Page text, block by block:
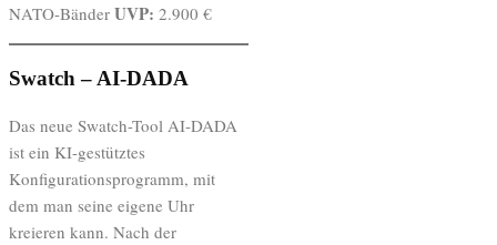
NATO-Bänder UVP: 2.900 €
Swatch – AI-DADA
Das neue Swatch-Tool AI-DADA
ist ein KI-gestütztes
Konfigurationsprogramm, mit
dem man seine eigene Uhr
kreieren kann. Nach der